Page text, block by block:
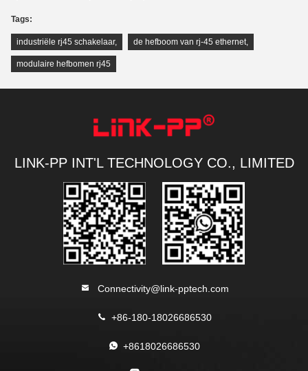
Tags:
industriële rj45 schakelaar, de hefboom van rj-45 ethernet,
modulaire hefbomen rj45
LINK-PP INT'L TECHNOLOGY CO., LIMITED
Connectivity@link-pptech.com
+86-180-18026686530
+8618026686530